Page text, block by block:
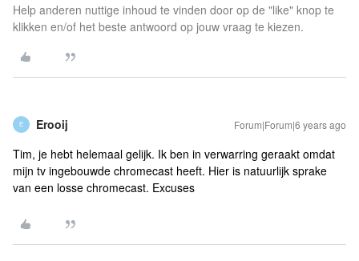
Help anderen nuttige inhoud te vinden door op de "like" knop te
klikken en/of het beste antwoord op jouw vraag te kiezen.
E Erooij Forum|Forum|6 years ago
Tim, je hebt helemaal gelijk. Ik ben in verwarring geraakt omdat
mijn tv ingebouwde chromecast heeft. Hier is natuurlijk sprake
van een losse chromecast. Excuses